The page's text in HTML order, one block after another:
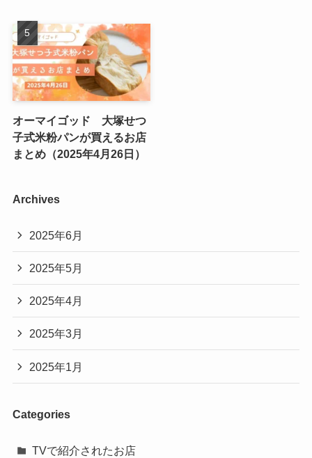
オーマイゴッド 大塚せつ
子式米粉パンが買えるお店
まとめ（2025年4月26日）
Archives
2025年6月
2025年5月
2025年4月
2025年3月
2025年1月
Categories
TVで紹介されたお店